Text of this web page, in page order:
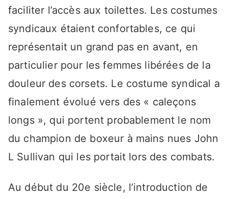
faciliter l’accès aux toilettes. Les costumes
syndicaux étaient confortables, ce qui
représentait un grand pas en avant, en
particulier pour les femmes libérées de la
douleur des corsets. Le costume syndical a
finalement évolué vers des « caleçons
longs », qui portent probablement le nom
du champion de boxeur à mains nues John
L Sullivan qui les portait lors des combats.
Au début du 20e siècle, l’introduction de